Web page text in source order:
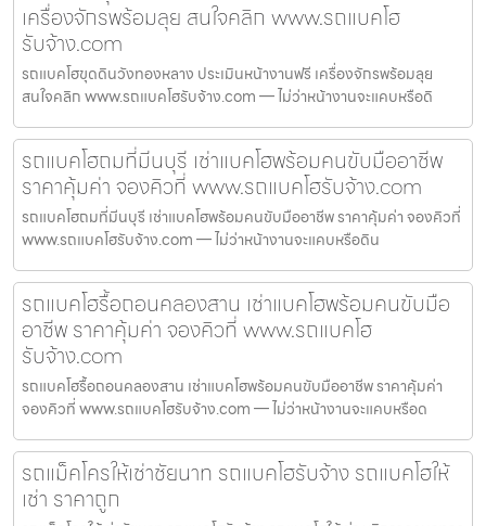
เครื่องจักรพร้อมลุย สนใจคลิก www.รถแบคโฮ
รับจ้าง.com
รถแบคโฮขุดดินวังทองหลาง ประเมินหน้างานฟรี เครื่องจักรพร้อมลุย
สนใจคลิก www.รถแบคโฮรับจ้าง.com — ไม่ว่าหน้างานจะแคบหรือดิ
รถแบคโฮถมที่มีนบุรี เช่าแบคโฮพร้อมคนขับมืออาชีพ
ราคาคุ้มค่า จองคิวที่ www.รถแบคโฮรับจ้าง.com
รถแบคโฮถมที่มีนบุรี เช่าแบคโฮพร้อมคนขับมืออาชีพ ราคาคุ้มค่า จองคิวที่
www.รถแบคโฮรับจ้าง.com — ไม่ว่าหน้างานจะแคบหรือดิน
รถแบคโฮรื้อถอนคลองสาน เช่าแบคโฮพร้อมคนขับมือ
อาชีพ ราคาคุ้มค่า จองคิวที่ www.รถแบคโฮ
รับจ้าง.com
รถแบคโฮรื้อถอนคลองสาน เช่าแบคโฮพร้อมคนขับมืออาชีพ ราคาคุ้มค่า
จองคิวที่ www.รถแบคโฮรับจ้าง.com — ไม่ว่าหน้างานจะแคบหรือด
รถแม็คโครให้เช่าชัยนาท รถแบคโฮรับจ้าง รถแบคโฮให้
เช่า ราคาถูก